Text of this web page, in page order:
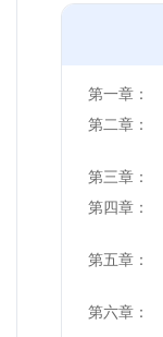
第一章：
第二章：
第三章：
第四章：
第五章：
第六章：